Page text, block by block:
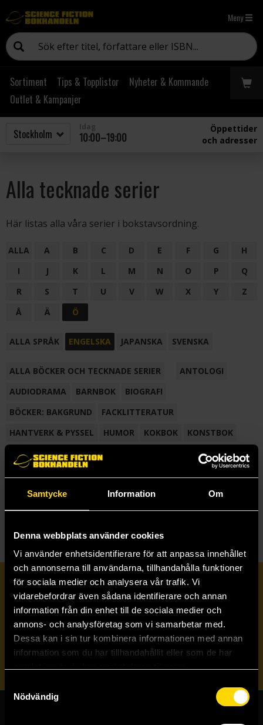
Samtycke Information Om
Denna webbplats använder cookies
Vi använder enhetsidentifierare för att anpassa innehållet
och annonserna till användarna, tillhandahålla funktioner
för sociala medier och analysera vår trafik. Vi
vidarebefordrar även sådana identifierare och annan
information från din enhet till de sociala medier och
annons- och analysföretag som vi samarbetar med.
Dessa kan i sin tur kombinera informationen med annan
information som du har tillhandahållit eller som de har
Nödvändig
Meny
Sortiment Tips & Topplistor
Nyheter & Kommande
Outlet & Kampanjer
10:00–19:00
Öppettider
och adresser
Alla tecknade serier
Här listas alla våra serier i bokstavsordning.
ALLA A B C D E F G
H
I
J K L M N O P
Q
R
S T U V W X Y
Z
Å
Ä Ö
ALLA SPRÅK ENGELSKA JAPANSKA SVENSKA
ALLA BÖCKER OCH TECKNADE SERIER
ANTOLOGI
AUDIODRAMA
BARNBOK
BIOGRAFI
BÖCKER: BAKGRUND
FACKLITTERATUR
HANTVERK & PYSSEL
HUMOR KOKBOK
KONSTBOK
KORTROMAN
LÄROBOK
NOVELL
SAMLINGSVOLYM
TECKNA & MÅLA TECKNAD SERIE
Prenumerera på vårt nyhetsbrev
Veckobrevet
Skicka